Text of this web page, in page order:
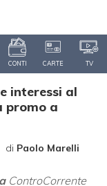
CONTI CARTE TV
interessi al
promo a
di Paolo Marelli
ControCorrente